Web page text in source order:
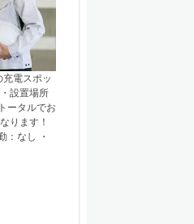
電スポッ
設置場所
ータルでお
ります！
：なし ・